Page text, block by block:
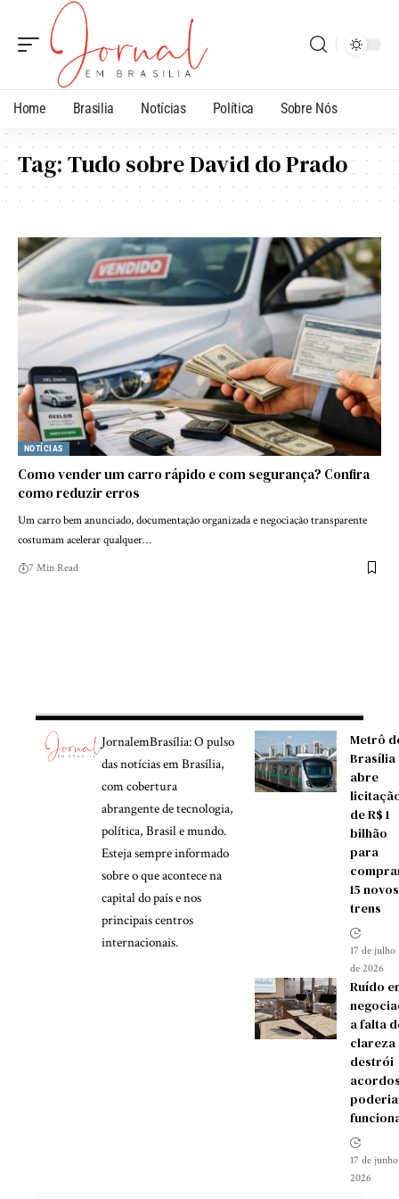
Home Brasilia Notícias Política Sobre Nós
Tag:Tudo sobre David do Prado
NOTÍCIAS
Como vender um carro rápido e com segurança? Confira
como reduzir erros
Um carro bem anunciado, documentação organizada e negociação transparente
costumam acelerar qualquer…
7 Min Read
JornalemBrasília: O pulso
das notícias em Brasília,
com cobertura
abrangente de tecnologia,
política, Brasil e mundo.
Esteja sempre informado
sobre o que acontece na
capital do país e nos
principais centros
internacionais.
Metrô
Brasília
abre
de R$ 1
bilhão
para
15 novos
trens
17 de julho
de 2026
Ruído
a falta
clareza
destrói
17 de
2026